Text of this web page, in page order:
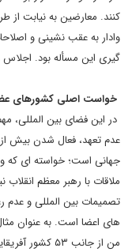
کنند. معارضین به نیابت
وادار به عقب نشینی و
گیری این مسأله بود. اجلاس
خواست اصلی کشورهای
در این فضای بین
عدم تعهد، فعال شدن بیش
جهانی است؛ خواسته ای که
ملاقات با رهبر معظم انقلاب
تصمیمات بین المللی و عدم
های اعضا است. به عنوان
من از جانب ۵۳